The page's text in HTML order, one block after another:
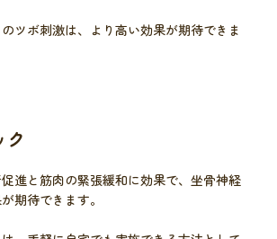
ツボ刺激は、より高い効果が期待できま
ク
進と筋肉の緊張緩和に効果で、坐骨神経
期待できます。